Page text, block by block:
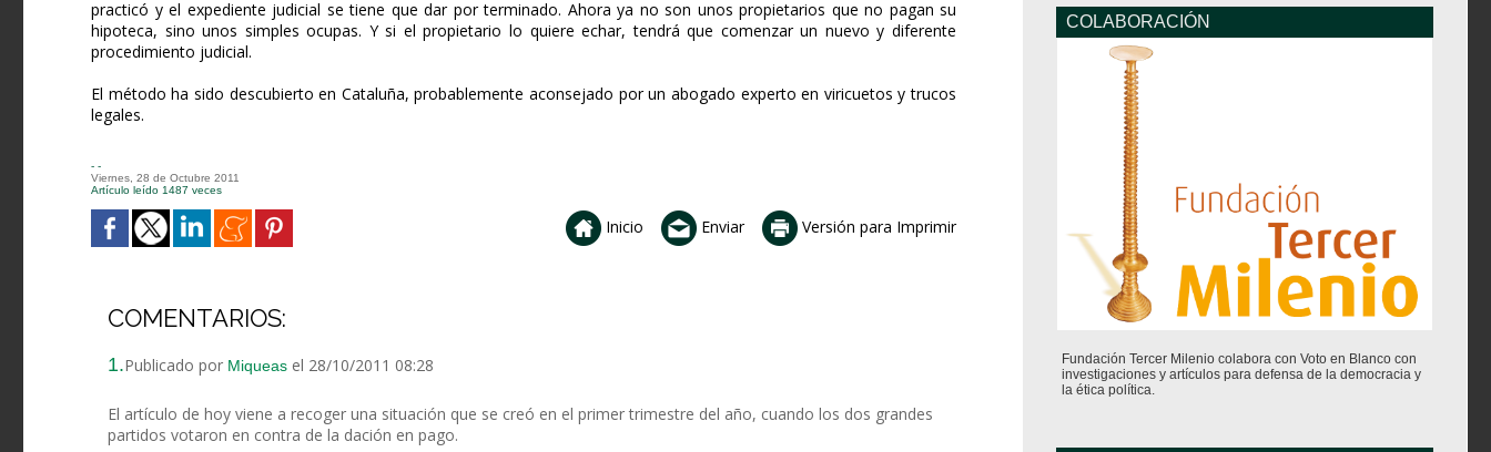
practicó y el expediente judicial se tiene que dar por terminado. Ahora ya no son unos propietarios que no pagan su
hipoteca, sino unos simples ocupas. Y si el propietario lo quiere echar, tendrá que comenzar un nuevo y diferente
procedimiento judicial.
El método ha sido descubierto en Cataluña, probablemente aconsejado por un abogado experto en viricuetos y trucos
legales.
- -
Viernes, 28 de Octubre 2011
Artículo leído 1487 veces
Inicio Enviar Versión para Imprimir
COMENTARIOS:
1.Publicado por Miqueas el 28/10/2011 08:28
El artículo de hoy viene a recoger una situación que se creó en el primer trimestre del año, cuando los dos grandes
partidos votaron en contra de la dación en pago.
COLABORACIÓN
Fundación Tercer Milenio colabora con Voto en Blanco con
investigaciones y artículos para defensa de la democracia y
la ética política.